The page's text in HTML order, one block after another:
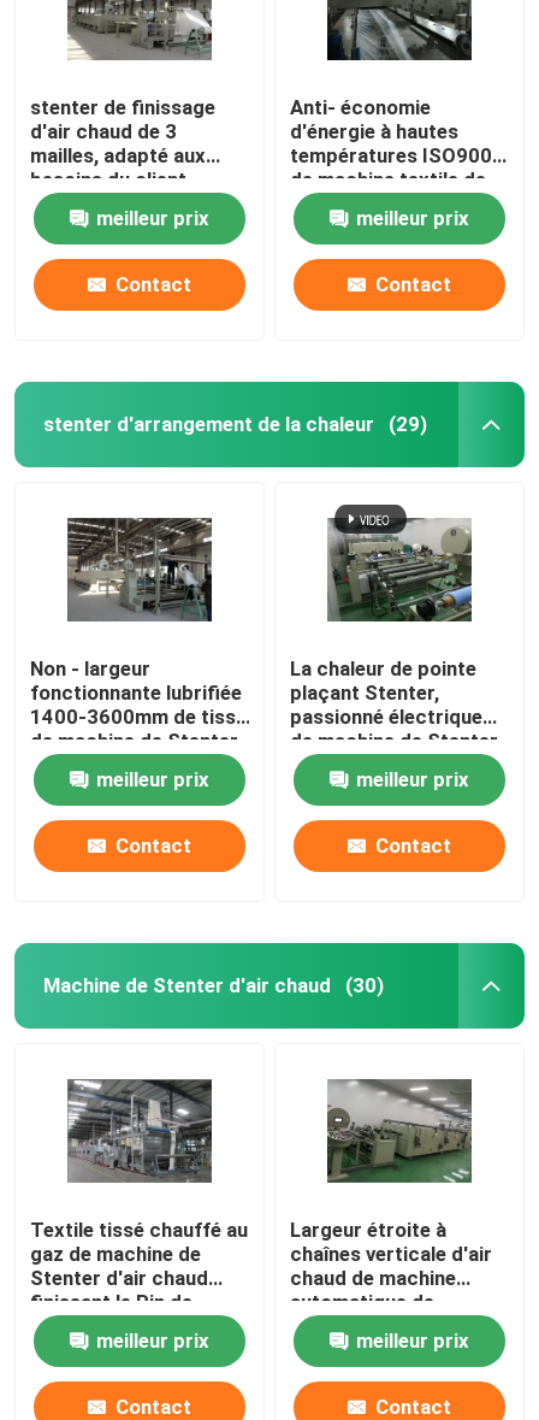
stenter de finissage
d'air chaud de 3
mailles, adapté aux
besoins du client,
conception
d'humanisation
meilleur prix
Contact
Anti- économie
d'énergie à hautes
températures ISO9001
de machine textile de
Stenter
meilleur prix
Contact
stenter d'arrangement de la chaleur (29)
Non - largeur
fonctionnante lubrifiée
1400-3600mm de tissu
de machine de Stenter
de tissu de rail
meilleur prix
Contact
La chaleur de pointe
plaçant Stenter,
passionné électrique
de machine de Stenter
de tissu
meilleur prix
Contact
Machine de Stenter d'air chaud (30)
Textile tissé chauffé au
gaz de machine de
Stenter d'air chaud
finissant le Pin de
Stenter/agrafe
combinésmeilleur prix
Contact
Largeur étroite à
chaînes verticale d'air
chaud de machine
automatique de
Stenter adaptée aux
besoins du client
meilleur prix
Contact